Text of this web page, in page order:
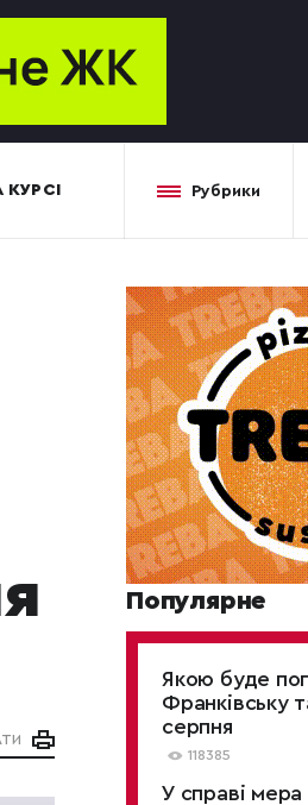
Рубрики
Популярне
Якою буде
Франківську
серпня
118385
У справі